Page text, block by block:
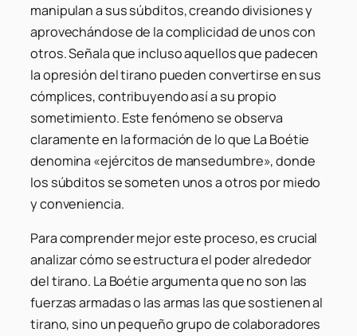
manipulan a sus súbditos, creando divisiones y
aprovechándose de la complicidad de unos con
otros. Señala que incluso aquellos que padecen
la opresión del tirano pueden convertirse en sus
cómplices, contribuyendo así a su propio
sometimiento. Este fenómeno se observa
claramente en la formación de lo que La Boétie
denomina «ejércitos de mansedumbre», donde
los súbditos se someten unos a otros por miedo
y conveniencia.
Para comprender mejor este proceso, es crucial
analizar cómo se estructura el poder alrededor
del tirano. La Boétie argumenta que no son las
fuerzas armadas o las armas las que sostienen al
tirano, sino un pequeño grupo de colaboradores